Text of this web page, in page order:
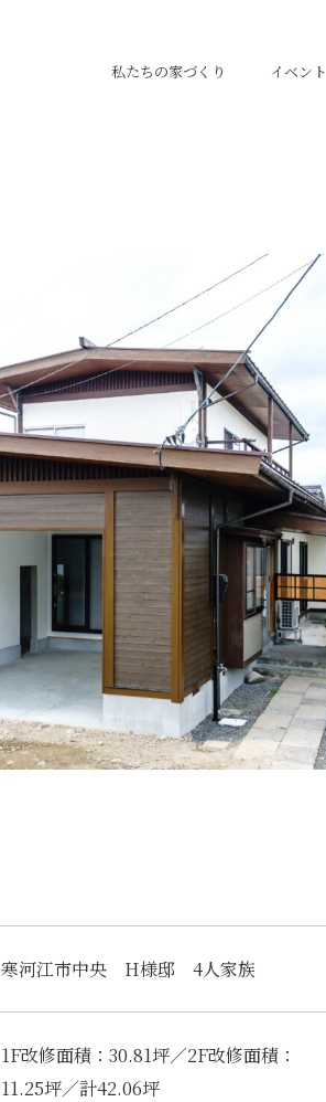
私たちの家づくり イベント
寒河江市中央 H様邸 4人家族
1F改修面積：30.81坪／2F改修面積：
11.25坪／計42.06坪